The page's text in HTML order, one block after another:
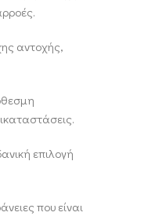
αντοχής,
επιλογή
που είναι